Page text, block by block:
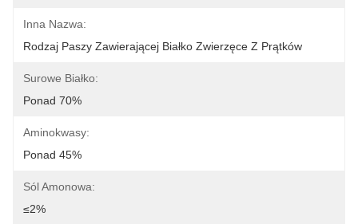
Inna Nazwa:
Rodzaj Paszy Zawierającej Białko Zwierzęce Z Prątków
Surowe Białko:
Ponad 70%
Aminokwasy:
Ponad 45%
Sól Amonowa:
≤2%